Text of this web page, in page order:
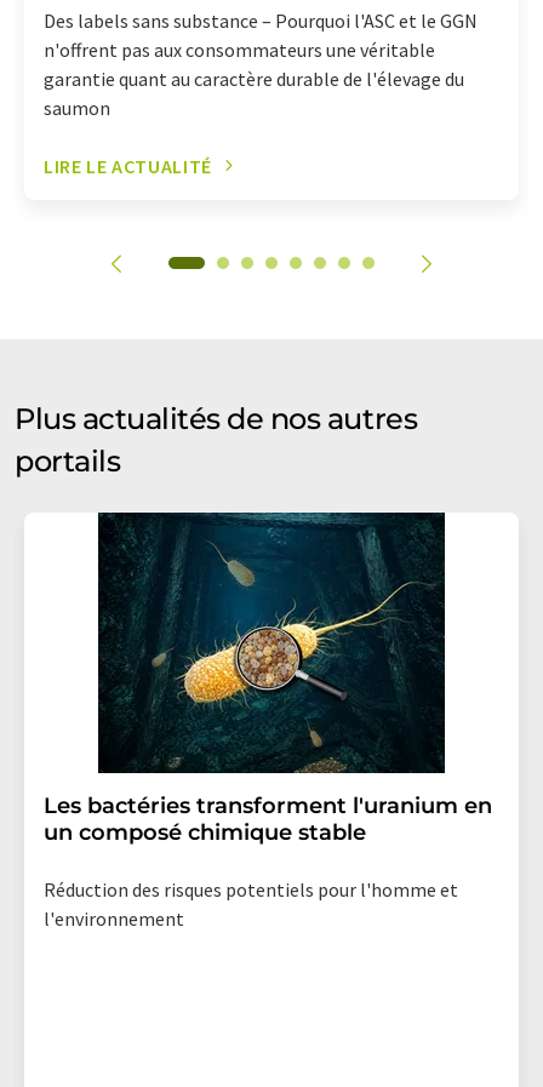
Des labels sans substance – Pourquoi l'ASC et le GGN
n'offrent pas aux consommateurs une véritable
garantie quant au caractère durable de l'élevage du
saumon
LIRE LE ACTUALITÉ
Plus actualités de nos autres
portails
Les bactéries transforment l'uranium en
un composé chimique stable
Réduction des risques potentiels pour l'homme et
l'environnement